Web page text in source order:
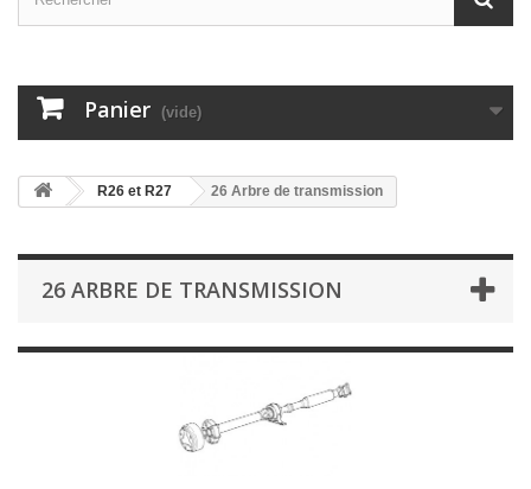
Panier (vide)
>R26 et R27 26 Arbre de transmission
26 ARBRE DE TRANSMISSION